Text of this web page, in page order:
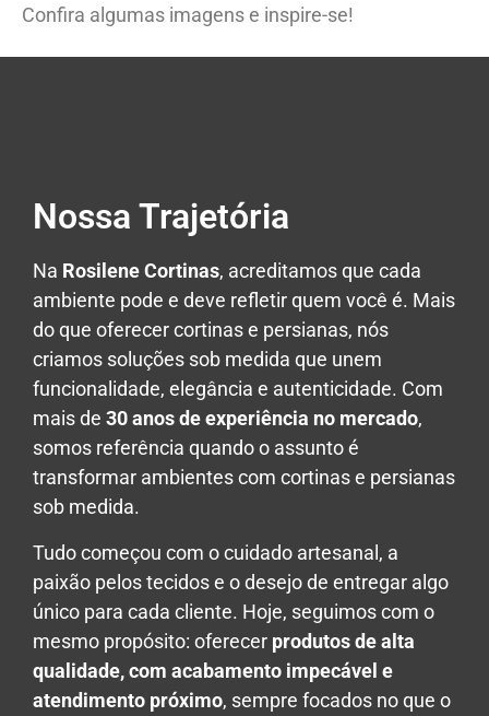
Confira algumas imagens e inspire-se!
Nossa Trajetória
Na Rosilene Cortinas, acreditamos que cada
ambiente pode e deve refletir quem você é. Mais
do que oferecer cortinas e persianas, nós
criamos soluções sob medida que unem
funcionalidade, elegância e autenticidade. Com
mais de 30 anos de experiência no mercado,
somos referência quando o assunto é
transformar ambientes com cortinas e persianas
sob medida.
Tudo começou com o cuidado artesanal, a
paixão pelos tecidos e o desejo de entregar algo
único para cada cliente. Hoje, seguimos com o
mesmo propósito: oferecer produtos de alta
qualidade, com acabamento impecável e
atendimento próximo, sempre focados no que o